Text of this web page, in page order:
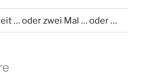
… oder zwei Mal … oder …